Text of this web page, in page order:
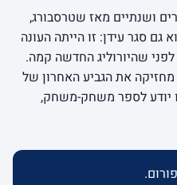
ושנתיים מאז שטרסבורג,
סגר עידן: זו הייתה העונה
שהיורוליג החדשה קמה.
את הגביע האחרון של
יודע לספר משחק-משחק,